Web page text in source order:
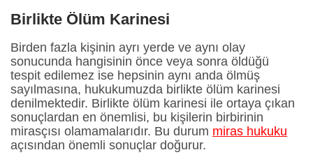
Birlikte Ölüm Karinesi
Birden fazla kişinin ayrı yerde ve aynı olay
sonucunda hangisinin önce veya sonra öldüğü
tespit edilemez ise hepsinin aynı anda ölmüş
sayılmasına, hukukumuzda birlikte ölüm karinesi
denilmektedir. Birlikte ölüm karinesi ile ortaya çıkan
sonuçlardan en önemlisi, bu kişilerin birbirinin
mirasçısı olamamalarıdır. Bu durum miras hukuku
açısından önemli sonuçlar doğurur.